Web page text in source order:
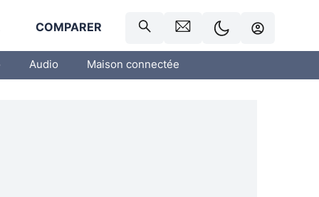
COMPARER
Audio Maison connectée